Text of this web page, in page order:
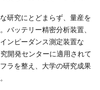
研究にとどまらず、量産を
バッテリー精密分析装置、
ンピーダンス測定装置な
開発センターに適用されて
ラを整え、大学の研究成果